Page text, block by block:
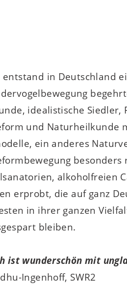
entstand in Deutschland
idealistische Siedler,
und Naturheilkunde
ein anderes
alkoholfreien
erprobt, die auf ganz
in ihrer ganzen
bleiben.
ist wunderschön mit
Ingenhoff, SWR2